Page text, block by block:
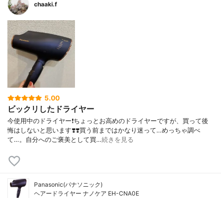
chaaki.f
5.00
ビックリしたドライヤー
今使用中のドライヤー❗️ちょっとお高めのドライヤーですが、買って後
悔はしないと思います❣️❣️買う前まではかなり迷って…めっちゃ調べ
て…。自分へのご褒美として買…続きを見る
Panasonic(パナソニック)
ヘアードライヤー ナノケア EH-CNA0E